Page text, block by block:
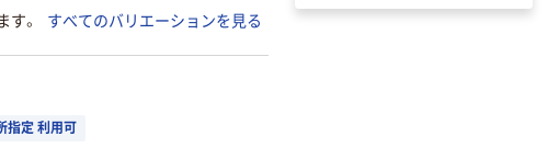
す。
すべてのバリエーションを見る
指定 利用可